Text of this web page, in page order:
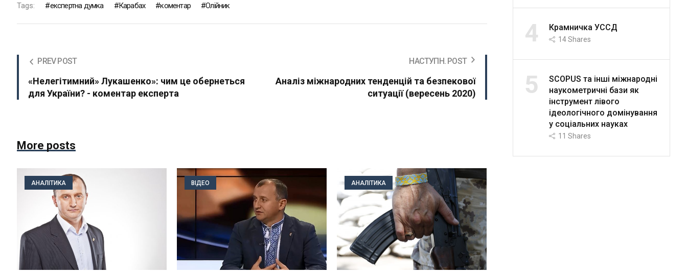
Tags: експертна думка Карабах коментар Олійник
PREV POST
«Нелегітимний» Лукашенко»: чим це обернеться
для України? - коментар експерта
НАСТУПН. POST
Аналіз міжнародних тенденцій та безпекової
ситуації (вересень 2020)
More posts
АНАЛІТИКА ВІДЕО АНАЛІТИКА
4 Крамничка УССД
14Shares
5
SCOPUS та інші міжнародні
наукометричні бази як
інструмент лівого
ідеологічного домінування
у соціальних науках
11 Shares